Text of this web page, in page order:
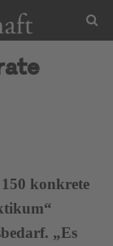
konkrete
„Es